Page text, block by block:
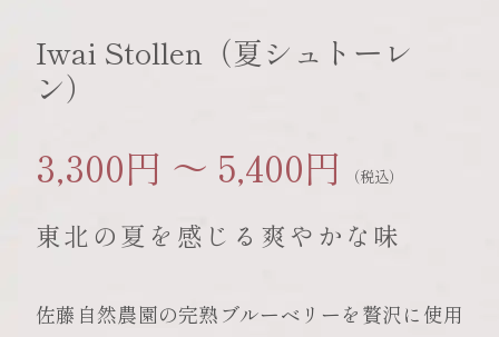
Iwai Stollen（夏シュトーレ
ン）
3,300円 ～ 5,400円 （税込）
東北の夏を感じる爽やかな味
佐藤自然農園の完熟ブルーベリーを贅沢に使用